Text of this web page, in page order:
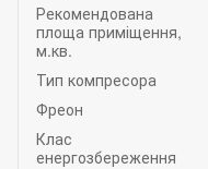
Рекомендована
площа приміщення,
м.кв.
Тип компресора
Фреон
Клас
енергозбереження